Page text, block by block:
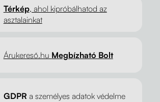
Térkép, ahol kipróbálhatod az
asztalainkat
Árukereső.hu Megbízható Bolt
GDPR a személyes adatok védelme